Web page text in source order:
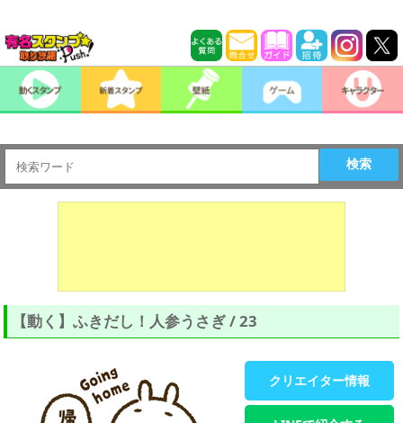
検索
【動く】ふきだし！人参うさぎ / 23
クリエイター情報